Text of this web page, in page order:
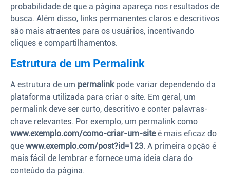
probabilidade de que a página apareça nos resultados de
busca. Além disso, links permanentes claros e descritivos
são mais atraentes para os usuários, incentivando
cliques e compartilhamentos.
Estrutura de um Permalink
A estrutura de um permalinkpode variar dependendo da
plataforma utilizada para criar o site. Em geral, um
permalink deve ser curto, descritivo e conter palavras-
chave relevantes. Por exemplo, um permalink como
www.exemplo.com/como-criar-um-siteé mais eficaz do
que www.exemplo.com/post?id=123. A primeira opção é
mais fácil de lembrar e fornece uma ideia clara do
conteúdo da página.